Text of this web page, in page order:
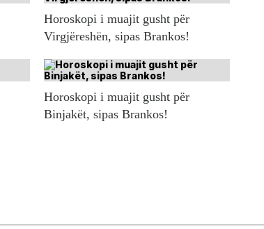
Horoskopi i muajit gusht për
Virgjëreshën, sipas Brankos!
Horoskopi i muajit gusht për
Binjakët, sipas Brankos!